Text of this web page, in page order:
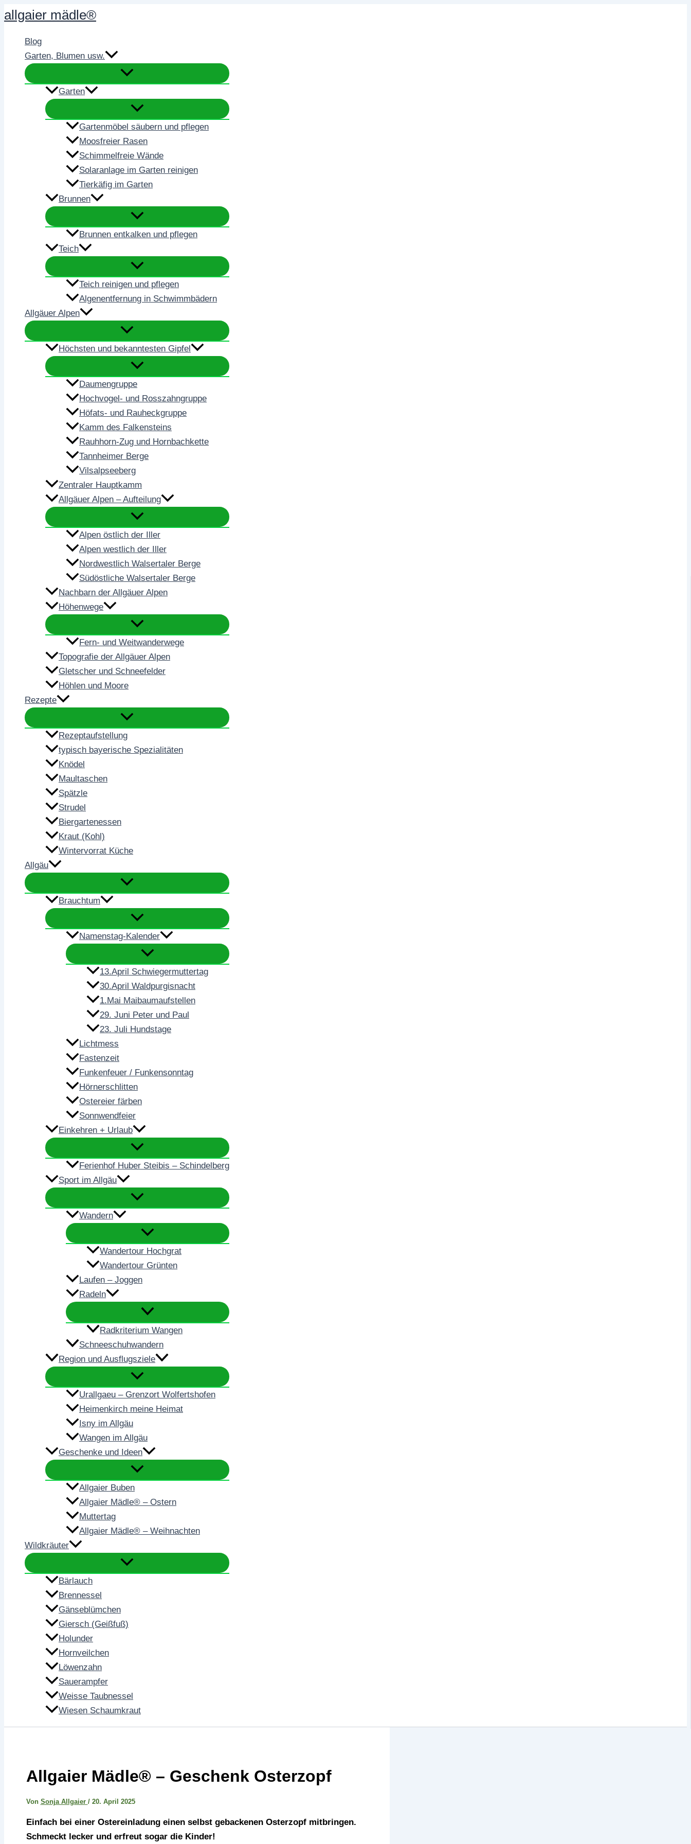
Zum
Inhalt
springen
allgaier mädle®
Blog
Garten, Blumen usw.
Garten
Gartenmöbel säubern und pflegen
Moosfreier Rasen
Schimmelfreie Wände
Solaranlage im Garten reinigen
Tierkäfig im Garten
Brunnen
Brunnen entkalken und pflegen
Teich
Teich reinigen und pflegen
Algenentfernung in Schwimmbädern
Allgäuer Alpen
Höchsten und bekanntesten Gipfel
Daumengruppe
Hochvogel- und Rosszahngruppe
Höfats- und Rauheckgruppe
Kamm des Falkensteins
Rauhhorn-Zug und Hornbachkette
Tannheimer Berge
Vilsalpseeberg
Zentraler Hauptkamm
Allgäuer Alpen – Aufteilung
Alpen östlich der Iller
Alpen westlich der Iller
Nordwestlich Walsertaler Berge
Südöstliche Walsertaler Berge
Nachbarn der Allgäuer Alpen
Höhenwege
Fern- und Weitwanderwege
Topografie der Allgäuer Alpen
Gletscher und Schneefelder
Höhlen und Moore
Rezepte
Rezeptaufstellung
typisch bayerische Spezialitäten
Knödel
Maultaschen
Spätzle
Strudel
Biergartenessen
Kraut (Kohl)
Wintervorrat Küche
Allgäu
Brauchtum
Namenstag-Kalender
13.April Schwiegermuttertag
30.April Waldpurgisnacht
1.Mai Maibaumaufstellen
29. Juni Peter und Paul
23. Juli Hundstage
Lichtmess
Fastenzeit
Funkenfeuer / Funkensonntag
Hörnerschlitten
Ostereier färben
Sonnwendfeier
Einkehren + Urlaub
Ferienhof Huber Steibis – Schindelberg
Sport im Allgäu
Wandern
Wandertour Hochgrat
Wandertour Grünten
Laufen – Joggen
Radeln
Radkriterium Wangen
Schneeschuhwandern
Region und Ausflugsziele
Urallgaeu – Grenzort Wolfertshofen
Heimenkirch meine Heimat
Isny im Allgäu
Wangen im Allgäu
Geschenke und Ideen
Allgaier Buben
Allgaier Mädle® – Ostern
Muttertag
Allgaier Mädle® – Weihnachten
Wildkräuter
Bärlauch
Brennessel
Gänseblümchen
Giersch (Geißfuß)
Holunder
Hornveilchen
Löwenzahn
Sauerampfer
Weisse Taubnessel
Wiesen Schaumkraut
Allgaier Mädle® – Geschenk Osterzopf
Von Sonja Allgaier / 20. April 2025
Einfach bei einer Ostereinladung einen selbst gebackenen Osterzopf mitbringen.
Schmeckt lecker und erfreut sogar die Kinder!